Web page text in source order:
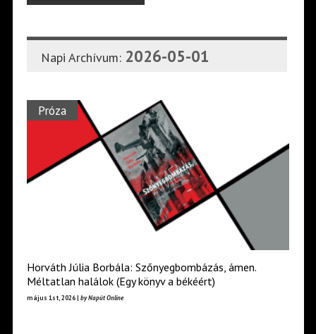
Napi Archívum: 2026-05-01
Próza
Horváth Júlia Borbála: Szőnyegbombázás, ámen.
Méltatlan halálok (Egy könyv a békéért)
május 1st, 2026 | by Napút Online